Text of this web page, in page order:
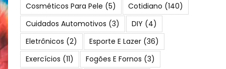
Cosméticos Para Pele (5) Cotidiano (140)
Cuidados Automotivos (3) DIY (4)
Eletrônicos (2) Esporte E Lazer (36)
Exercícios (11) Fogões E Fornos (3)